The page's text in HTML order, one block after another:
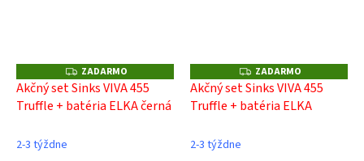
Z
A
D
A
ZADARMO
Akčný set Sinks VIVA 455
Truffle + batéria ELKA černá
2-3 týždne
Z
A
D
A
ZADARMO
Akčný set Sinks VIVA 455
Truffle + batéria ELKA
2-3 týždne